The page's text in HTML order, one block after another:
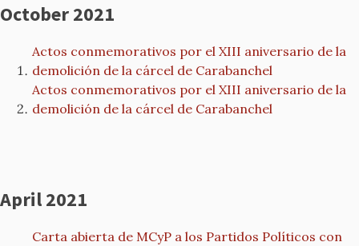
October 2021
Actos conmemorativos por el XIII aniversario de la
demolición de la cárcel de Carabanchel
Actos conmemorativos por el XIII aniversario de la
demolición de la cárcel de Carabanchel
April 2021
Carta abierta de MCyP a los Partidos Políticos con